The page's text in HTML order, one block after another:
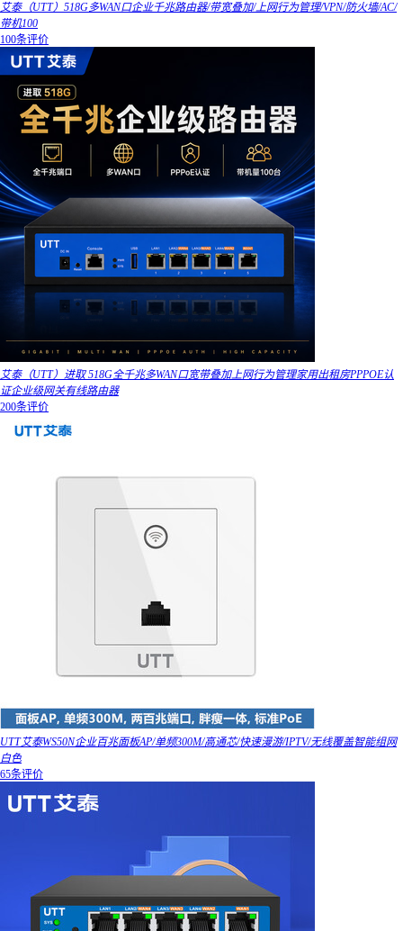
艾泰（UTT）518G多WAN口企业千兆路由器/带宽叠加/上网行为管理/VPN/防火墙/AC/
带机100
100条评价
艾泰（UTT）进取 518G全千兆多WAN口宽带叠加上网行为管理家用出租房PPPOE认
证企业级网关有线路由器
200条评价
UTT艾泰WS50N企业百兆面板AP/单频300M/高通芯/快速漫游/IPTV/无线覆盖智能组网
白色
65条评价